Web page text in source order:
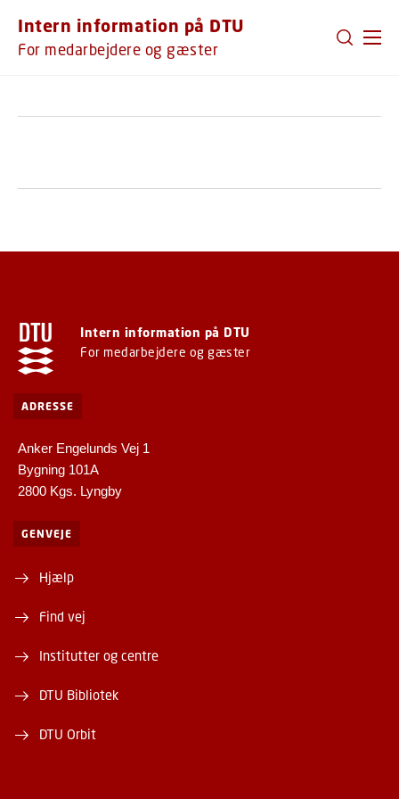
Intern information på DTU
For medarbejdere og gæster
Intern information på DTU
For medarbejdere og gæster
ADRESSE
Anker Engelunds Vej 1
Bygning 101A
2800 Kgs. Lyngby
GENVEJE
Hjælp
Find vej
Institutter og centre
DTU Bibliotek
DTU Orbit